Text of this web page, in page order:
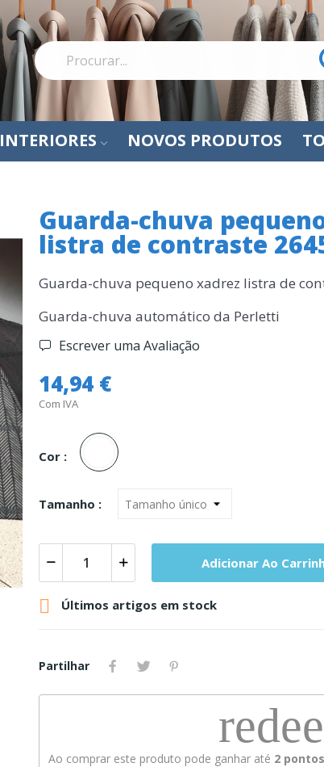
INTERIORES NOVOS PRODUTOS
Guarda-chuva
listra de contraste
Guarda-chuva pequeno xadrez listra de
Guarda-chuva automático da Perletti
Escrever uma Avaliação
14,94 €
Com IVA
Cor :
Unica
Tamanho :
Adicionar Ao
 Últimos artigos em stock
Partilhar
Ao comprar este produto pode ganhar até 2